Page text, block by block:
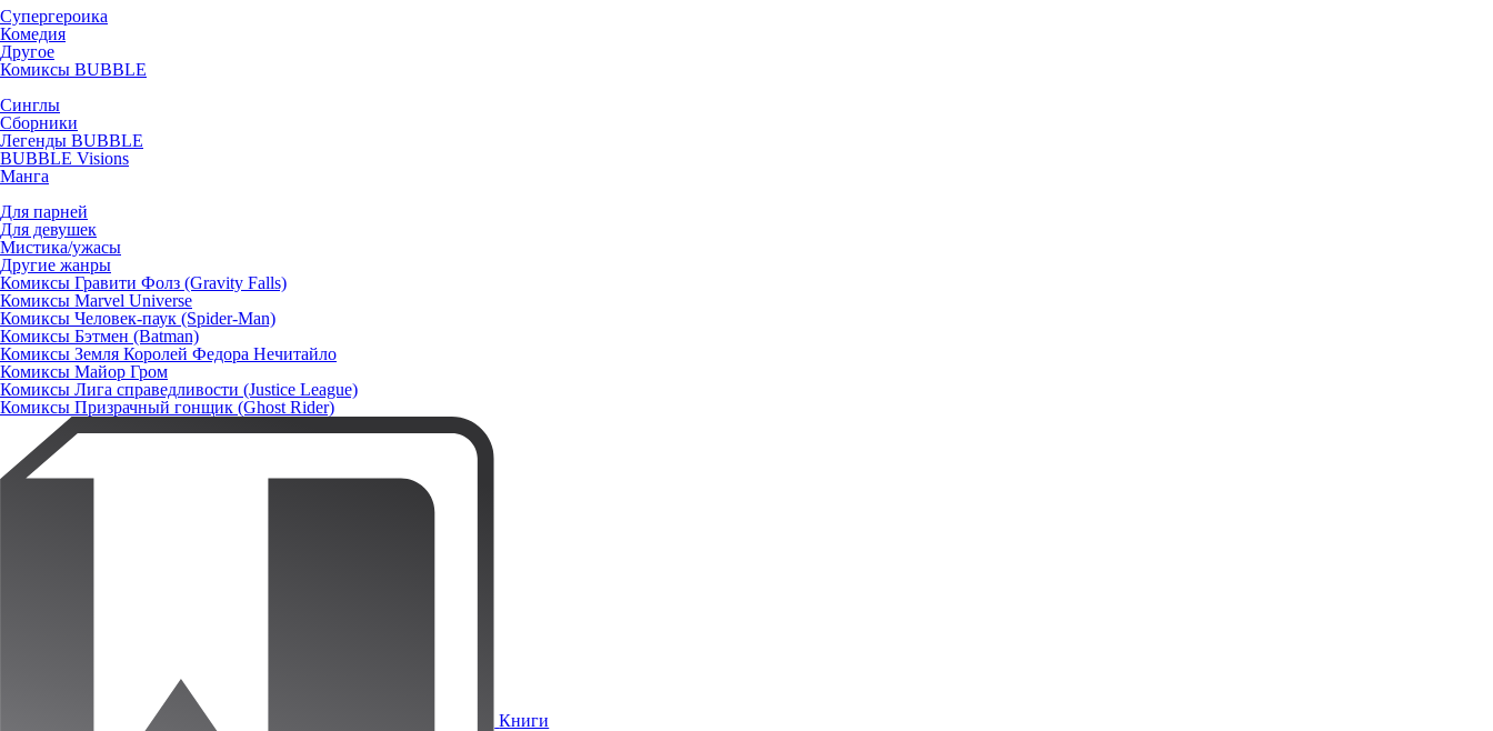
Супергероика
Комедия
Другое
Комиксы BUBBLE
Синглы
Сборники
Легенды BUBBLE
BUBBLE Visions
Манга
Для парней
Для девушек
Мистика/ужасы
Другие жанры
Комиксы Гравити Фолз (Gravity Falls)
Комиксы Marvel Universe
Комиксы Человек-паук (Spider-Man)
Комиксы Бэтмен (Batman)
Комиксы Земля Королей Федора Нечитайло
Комиксы Майор Гром
Комиксы Лига справедливости (Justice League)
Комиксы Призрачный гонщик (Ghost Rider)
Книги